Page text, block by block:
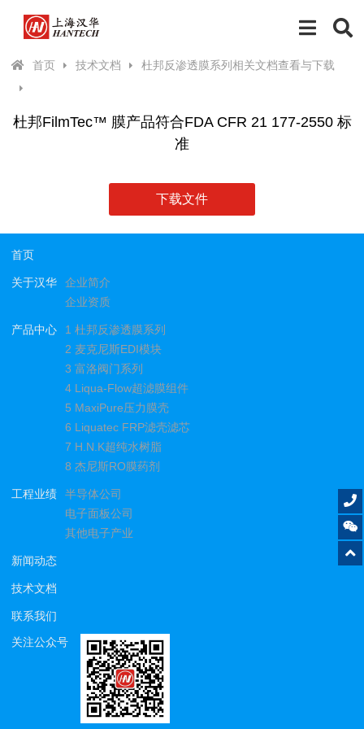
首页 技术文档 杜邦反渗透膜系列相关文档查看与下载
杜邦FilmTec™ 膜产品符合FDA CFR 21 177-2550 标
准
下载文件
首页
关于汉华
企业简介
企业资质
产品中心
1 杜邦反渗透膜系列
2 麦克尼斯EDI模块
3 富洛阀门系列
4 Liqua-Flow超滤膜组件
5 MaxiPure压力膜壳
6 Liquatec FRP滤壳滤芯
7 H.N.K超纯水树脂
8 杰尼斯RO膜药剂
工程业绩
半导体公司
电子面板公司
其他电子产业
新闻动态
技术文档
联系我们
关注公众号